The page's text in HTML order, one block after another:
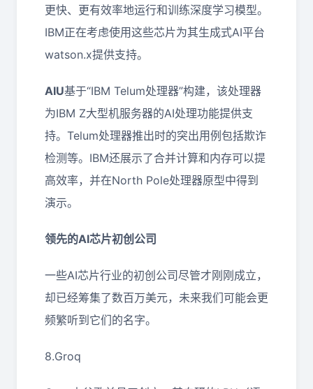
更快、更有效率地运行和训练深度学习模型。
IBM正在考虑使用这些芯片为其生成式AI平台
watson.x提供支持。
AIU基于“IBM Telum处理器”构建，该处理器
为IBM Z大型机服务器的AI处理功能提供支
持。Telum处理器推出时的突出用例包括欺诈
检测等。IBM还展示了合并计算和内存可以提
高效率，并在North Pole处理器原型中得到
演示。
领先的AI芯片初创公司
一些AI芯片行业的初创公司尽管才刚刚成立，
却已经筹集了数百万美元，未来我们可能会更
频繁听到它们的名字。
8.Groq